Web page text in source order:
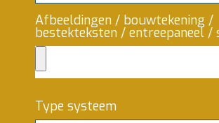
Afbeeldingen / bouwtekening /
bestekteksten / entreepaneel /
Type systeem